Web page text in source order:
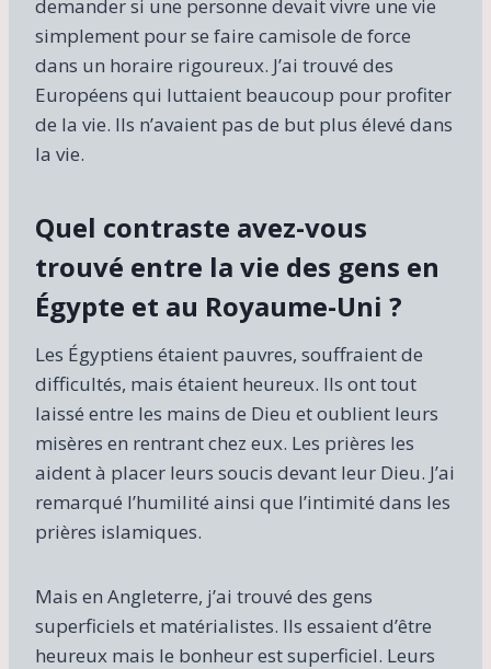
demander si une personne devait vivre une vie
simplement pour se faire camisole de force
dans un horaire rigoureux. J’ai trouvé des
Européens qui luttaient beaucoup pour profiter
de la vie. Ils n’avaient pas de but plus élevé dans
la vie.
Quel contraste avez-vous
trouvé entre la vie des gens en
Égypte et au Royaume-Uni ?
Les Égyptiens étaient pauvres, souffraient de
difficultés, mais étaient heureux. Ils ont tout
laissé entre les mains de Dieu et oublient leurs
misères en rentrant chez eux. Les prières les
aident à placer leurs soucis devant leur Dieu. J’ai
remarqué l’humilité ainsi que l’intimité dans les
prières islamiques.
Mais en Angleterre, j’ai trouvé des gens
superficiels et matérialistes. Ils essaient d’être
heureux mais le bonheur est superficiel. Leurs